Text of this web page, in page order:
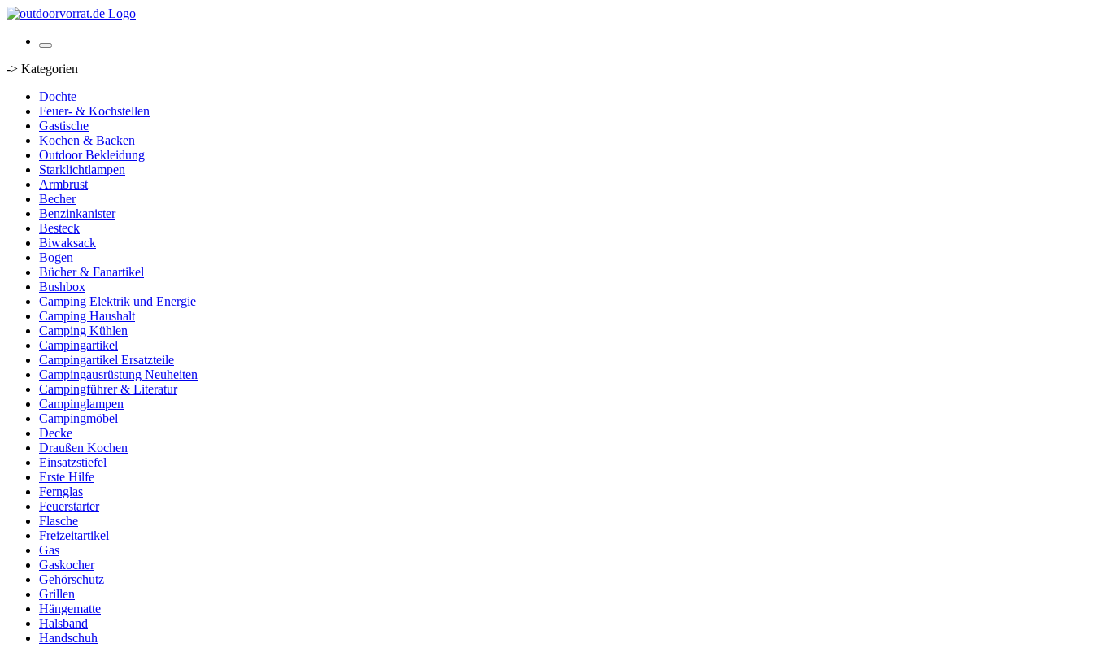
-> Kategorien
Dochte
Feuer- & Kochstellen
Gastische
Kochen & Backen
Outdoor Bekleidung
Starklichtlampen
Armbrust
Becher
Benzinkanister
Besteck
Biwaksack
Bogen
Bücher & Fanartikel
Bushbox
Camping Elektrik und Energie
Camping Haushalt
Camping Kühlen
Campingartikel
Campingartikel Ersatzteile
Campingausrüstung Neuheiten
Campingführer & Literatur
Campinglampen
Campingmöbel
Decke
Draußen Kochen
Einsatzstiefel
Erste Hilfe
Fernglas
Feuerstarter
Flasche
Freizeitartikel
Gas
Gaskocher
Gehörschutz
Grillen
Hängematte
Halsband
Handschuh